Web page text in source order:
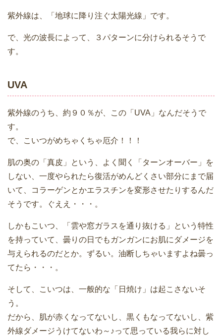
紫外線は、「地球に降り注ぐ太陽光線」です。
で、光の波長によって、３パターンに分けられるそうで
す。
UVA
紫外線のうち、約９０％が、この「UVA」なんだそうで
す。
で、こいつがめちゃくちゃ厄介！！！
肌の奥の「真皮」という、よく聞く「ターンオーバー」を
しない、一度やられたら復活がめんどくさい部分にまで届
いて、コラーゲンとかエラスチンを変形させたりするんだ
そうです。ぐええ・・・。
しかもこいつ、「雲や窓ガラスを通り抜ける」という特性
を持っていて、曇りの日でもガンガンにお肌にダメージを
与えられるのだとか。ずるい。油断しちゃいますよね曇っ
てたら・・・。
そして、こいつは、一般的な「日焼け」は起こさないそ
う。
だから、肌が赤くなってないし、黒くもなってないし、紫
外線ダメージうけてないわ～♪って思っている我らに対し